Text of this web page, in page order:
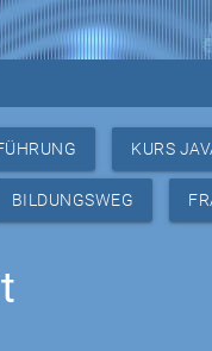
KURS
BILDUNGSWEG